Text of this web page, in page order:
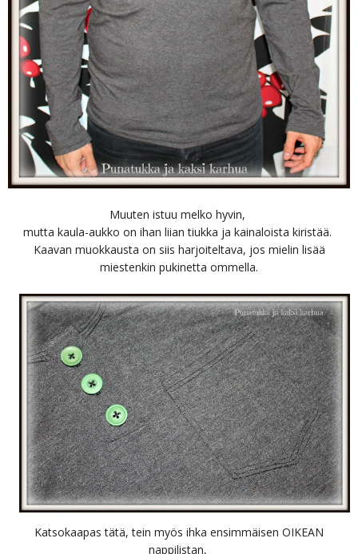
Muuten istuu melko hyvin,
mutta kaula-aukko on ihan liian tiukka ja kainaloista kiristää.
Kaavan muokkausta on siis harjoiteltava, jos mielin lisää
miestenkin pukinetta ommella.
Katsokaapas tätä, tein myös ihka ensimmäisen OIKEAN
nappilistan,